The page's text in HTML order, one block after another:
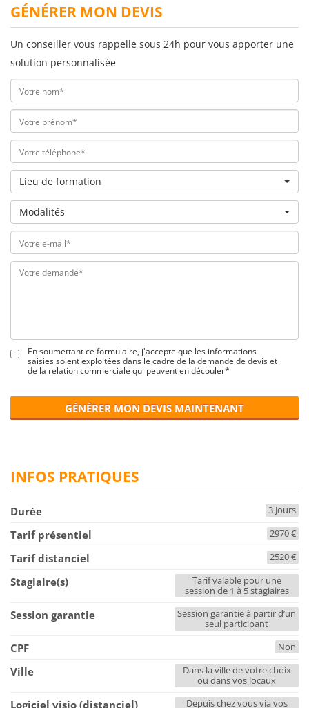
GÉNÉRER MON DEVIS
Un conseiller vous rappelle sous 24h pour vous apporter une
solution personnalisée
Lieu de formation
Modalités
En soumettant ce formulaire, j'accepte que les informations
saisies soient exploitées dans le cadre de la demande de devis et
de la relation commerciale qui peuvent en découler*
GÉNÉRER MON DEVIS MAINTENANT
INFOS PRATIQUES
Durée 3 Jours
Tarif présentiel 2970 €
Tarif distanciel 2520 €
Stagiaire(s)
Tarif valable pour une
session de 1 à 5 stagiaires
Session garantie
Session garantie à partir d’un
seul participant
CPF Non
Ville
Dans la ville de votre choix
ou dans vos locaux
Logiciel visio (distanciel)
Depuis chez vous via vos